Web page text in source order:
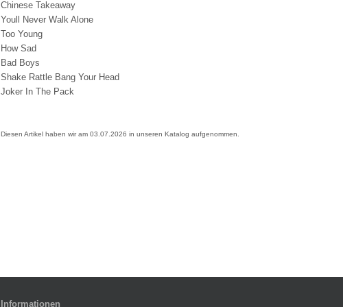
Chinese Takeaway
Youll Never Walk Alone
Too Young
How Sad
Bad Boys
Shake Rattle Bang Your Head
Joker In The Pack
Diesen Artikel haben wir am 03.07.2026 in unseren Katalog aufgenommen.
Informationen